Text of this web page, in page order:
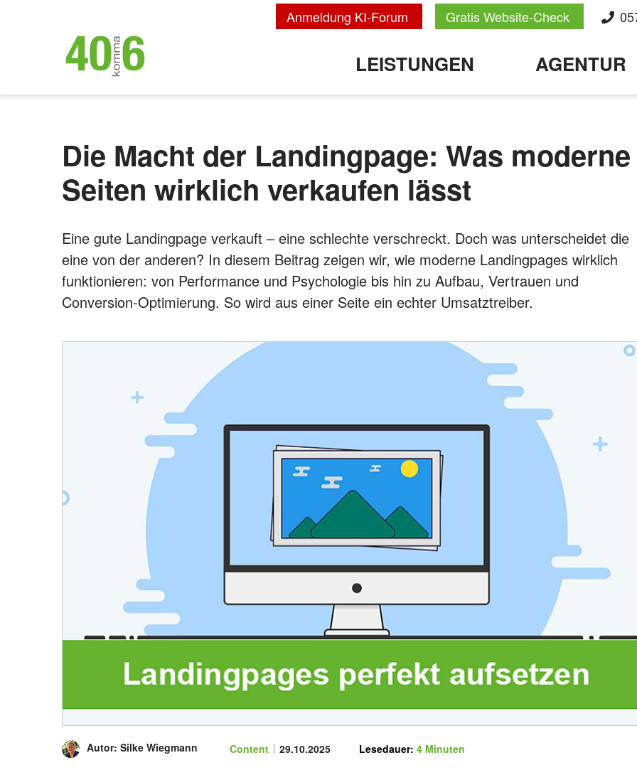
Anmeldung KI-Forum Gratis Website-Check
LEISTUNGEN AGENTUR
Die Macht der Landingpage: Was moderne
Seiten wirklich verkaufen lässt
Eine gute Landingpage verkauft – eine schlechte verschreckt. Doch was unterscheidet die
eine von der anderen? In diesem Beitrag zeigen wir, wie moderne Landingpages wirklich
funktionieren: von Performance und Psychologie bis hin zu Aufbau, Vertrauen und
Conversion-Optimierung. So wird aus einer Seite ein echter Umsatztreiber.
Autor: Silke Wiegmann Kategorie
Content Veröffentlicht am
29.10.2025 Lesedauer: 4 Minuten